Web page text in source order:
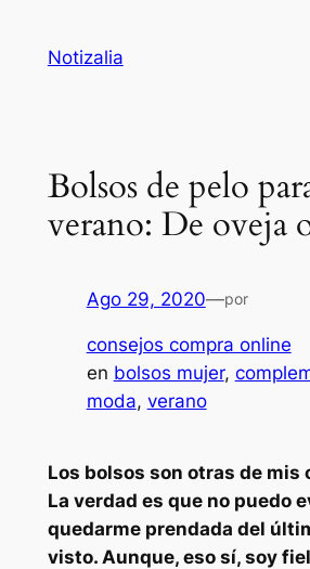
Notizalia
Bolsos de pelo
verano: De oveja
Ago 29, 2020—por
consejos compra online
en bolsos mujer,
moda, verano
Los bolsos son otras de mis
La verdad es que no puedo
quedarme prendada del
visto. Aunque, eso sí, soy